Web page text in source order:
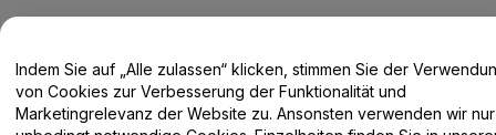
Hilfe-Center / Kontakt
Indem Sie auf „Alle zulassen“ klicken, stimmen Sie der
von Cookies zur Verbesserung der Funktionalität und
Marketingrelevanz der Website zu. Ansonsten verwenden wir nur